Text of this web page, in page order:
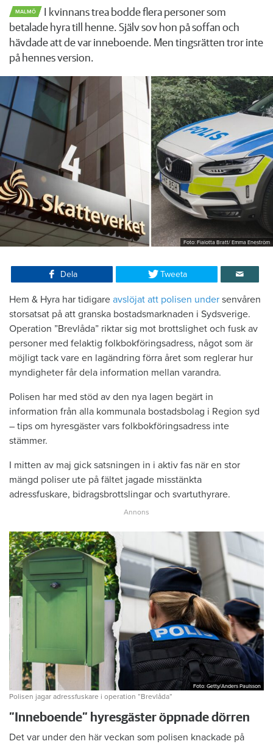
MALMÖ
I kvinnans trea bodde flera personer som
betalade hyra till henne. Själv sov hon på soffan och
hävdade att de var inneboende. Men tingsrätten tror inte
på hennes version.
Foto: Fialotta Bratt/ Emma Eneström
Dela Tweeta
Hem & Hyra har tidigare avslöjat att polisen under senvåren
storsatsat på att granska bostadsmarknaden i Sydsverige.
Operation ”Brevlåda” riktar sig mot brottslighet och fusk av
personer med felaktig folkbokföringsadress, något som är
möjligt tack vare en lagändring förra året som reglerar hur
myndigheter får dela information mellan varandra.
Polisen har med stöd av den nya lagen begärt in
information från alla kommunala bostadsbolag i Region syd
– tips om hyresgäster vars folkbokföringsadress inte
stämmer.
I mitten av maj gick satsningen in i aktiv fas när en stor
mängd poliser ute på fältet jagade misstänkta
adressfuskare, bidragsbrottslingar och svartuthyrare.
Foto: Getty/Anders Paulsson
Foto: Getty/Anders Paulsson
Polisen jagar adressfuskare i operation ”Brevlåda”
”Inneboende” hyresgäster öppnade dörren
Det var under den här veckan som polisen knackade på